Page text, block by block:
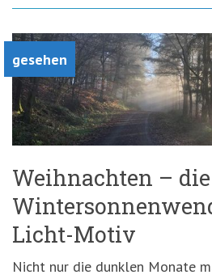
gesehen
Weihnachten – die
Licht-Motiv
Nicht nur die dunklen Monate